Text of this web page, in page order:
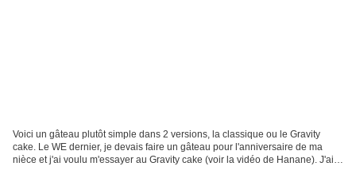
Voici un gâteau plutôt simple dans 2 versions, la classique ou le Gravity
cake. Le WE dernier, je devais faire un gâteau pour l'anniversaire de ma
nièce et j'ai voulu m'essayer au Gravity cake (voir la vidéo de Hanane). J'ai